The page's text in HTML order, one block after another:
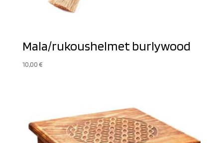
Mala/rukoushelmet burlywood
10,00€